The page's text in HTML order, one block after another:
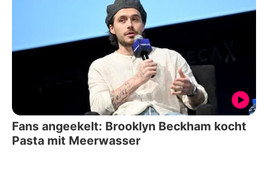
Fans angeekelt: Brooklyn Beckham kocht
Pasta mit Meerwasser